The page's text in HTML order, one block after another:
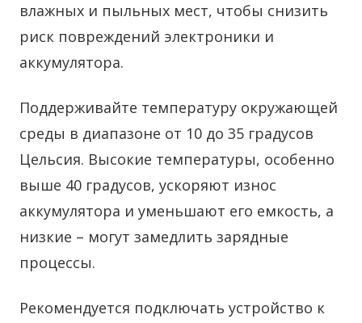
влажных и пыльных мест, чтобы снизить
риск повреждений электроники и
аккумулятора.
Поддерживайте температуру окружающей
среды в диапазоне от 10 до 35 градусов
Цельсия. Высокие температуры, особенно
выше 40 градусов, ускоряют износ
аккумулятора и уменьшают его емкость, а
низкие – могут замедлить зарядные
процессы.
Рекомендуется подключать устройство к